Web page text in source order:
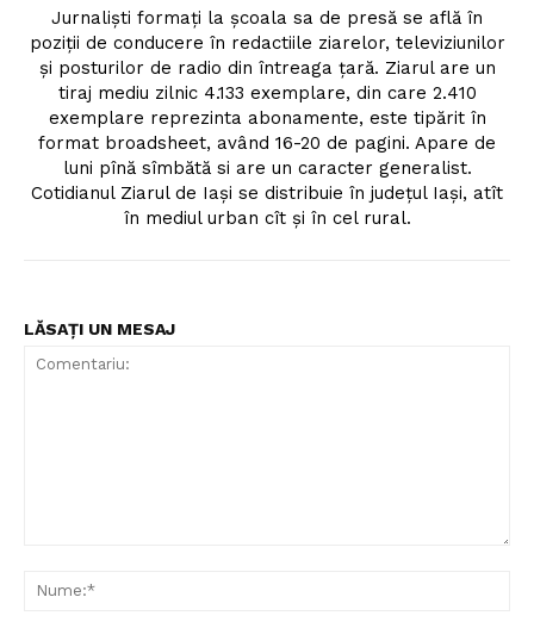
Jurnalişti formaţi la şcoala sa de presă se află în
poziţii de conducere în redactiile ziarelor, televiziunilor
şi posturilor de radio din întreaga ţară. Ziarul are un
tiraj mediu zilnic 4.133 exemplare, din care 2.410
exemplare reprezinta abonamente, este tipărit în
format broadsheet, având 16-20 de pagini. Apare de
luni pînă sîmbătă si are un caracter generalist.
Cotidianul Ziarul de Iaşi se distribuie în judeţul Iaşi, atît
în mediul urban cît şi în cel rural.
LĂSAȚI UN MESAJ